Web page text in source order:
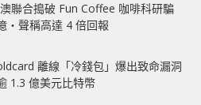
聯合搗破 Fun Coffee 咖啡科研騙
‧聲稱高達 4 倍回報
離線「冷錢包」爆出致命漏洞
1.3 億美元比特幣